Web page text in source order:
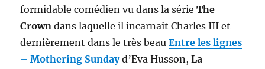
formidable comédien vu dans la série The
Crown dans laquelle il incarnait Charles III et
dernièrement dans le très beauEntre les lignes
– Mothering Sundayd’Eva Husson,La